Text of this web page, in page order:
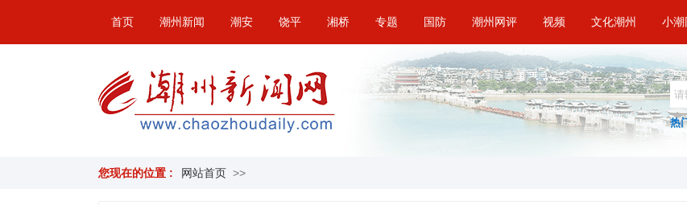
首页 潮州新闻 潮安 饶平 湘桥 专题 国防 潮州网评 视频 文化潮州 小潮
热
您现在的位置 : 网站首页 >>